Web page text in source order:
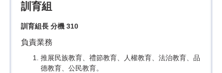
訓育組
訓育組長 分機 310
負責業務
推展民族教育、禮節教育、人權教育、法治教育、品
德教育、公民教育。